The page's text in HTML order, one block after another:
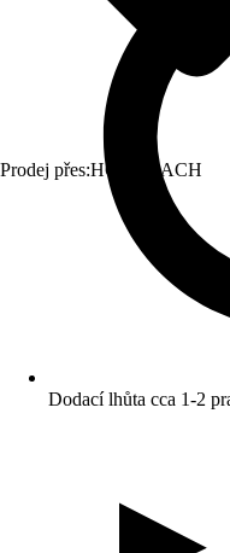
Prodej přes:HORNBACH
Dodací lhůta cca 1-2